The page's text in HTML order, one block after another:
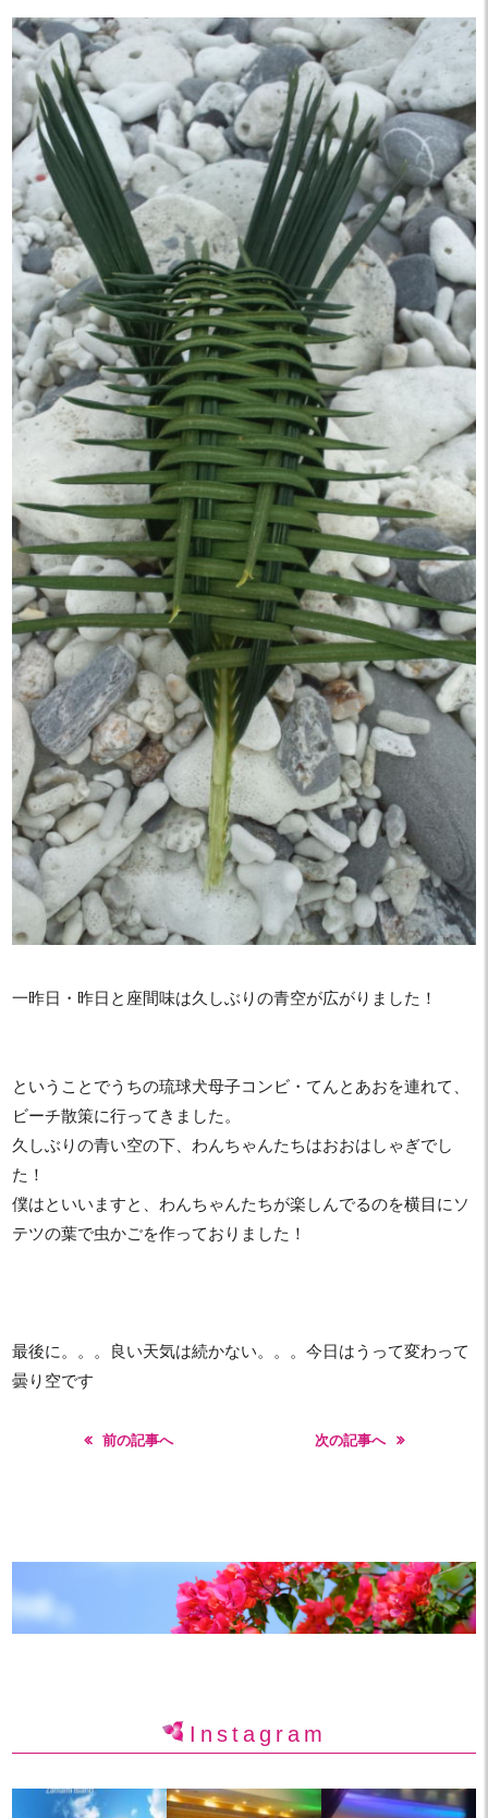
一昨日・昨日と座間味は久しぶりの青空が広がりました！
ということでうちの琉球犬母子コンビ・てんとあおを連れて、
ビーチ散策に行ってきました。
久しぶりの青い空の下、わんちゃんたちはおおはしゃぎでし
た！
僕はといいますと、わんちゃんたちが楽しんでるのを横目にソ
テツの葉で虫かごを作っておりました！
最後に。。。良い天気は続かない。。。今日はうって変わって
曇り空です
前の記事へ 次の記事へ
Instagram